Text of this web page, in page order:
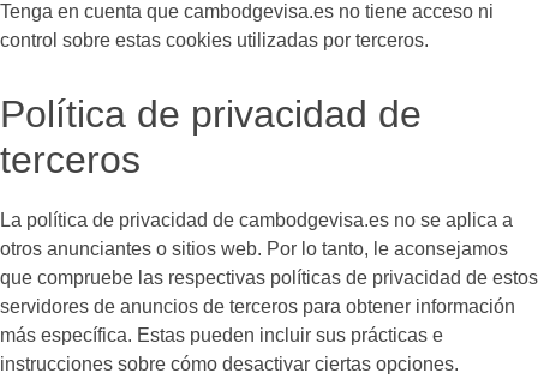
Tenga en cuenta que cambodgevisa.es no tiene acceso ni
control sobre estas cookies utilizadas por terceros.
Política de privacidad de
terceros
La política de privacidad de cambodgevisa.es no se aplica a
otros anunciantes o sitios web. Por lo tanto, le aconsejamos
que compruebe las respectivas políticas de privacidad de estos
servidores de anuncios de terceros para obtener información
más específica. Estas pueden incluir sus prácticas e
instrucciones sobre cómo desactivar ciertas opciones.